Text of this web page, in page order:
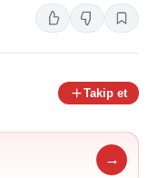
Takip et
→